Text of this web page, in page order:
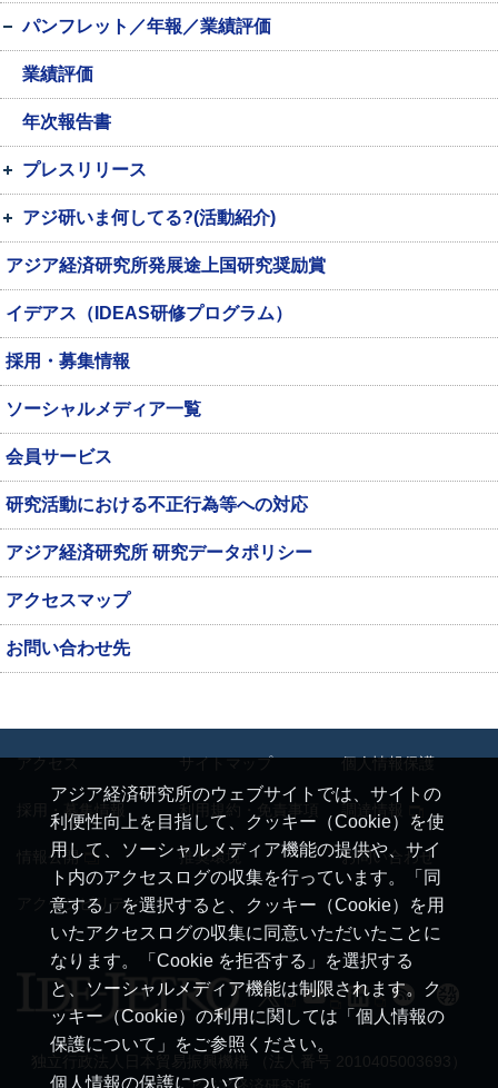
パンフレット／年報／業績評価
業績評価
年次報告書
プレスリリース
アジ研いま何してる?(活動紹介)
アジア経済研究所発展途上国研究奨励賞
イデアス（IDEAS研修プログラム）
採用・募集情報
ソーシャルメディア一覧
会員サービス
研究活動における不正行為等への対応
アジア経済研究所 研究データポリシー
アクセスマップ
お問い合わせ先
アジア経済研究所のウェブサイトでは、サイトの
利便性向上を目指して、クッキー（Cookie）を使
用して、ソーシャルメディア機能の提供や、サイ
ト内のアクセスログの収集を行っています。「同
意する」を選択すると、クッキー（Cookie）を用
いたアクセスログの収集に同意いただいたことに
なります。「Cookie を拒否する」を選択する
と、ソーシャルメディア機能は制限されます。ク
ッキー（Cookie）の利用に関しては「個人情報の
保護について」をご参照ください。
個人情報の保護について
アクセス サイトマップ 個人情報保護
採用・募集情報 利用規約・免責事項
情報公開 推奨環境 お問い合わせ
アクセシビリティ